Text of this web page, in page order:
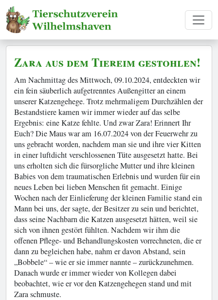
Zara aus dem Tiereim gestohlen!
Am Nachmittag des Mittwoch, 09.10.2024, entdeckten wir
ein fein säuberlich aufgetrenntes Außengitter an einem
unserer Katzengehege. Trotz mehrmaligem Durchzählen der
Bestandstiere kamen wir immer wieder auf das selbe
Ergebnis: eine Katze fehlte. Und zwar Zara! Erinnert Ihr
Euch? Die Maus war am 16.07.2024 von der Feuerwehr zu
uns gebracht worden, nachdem man sie und ihre vier Kitten
in einer luftdicht verschlossenen Tüte ausgesetzt hatte. Bei
uns erholten sich die fürsorgliche Mutter und ihre kleinen
Babies von dem traumatischen Erlebnis und wurden für ein
neues Leben bei lieben Menschen fit gemacht. Einige
Wochen nach der Einlieferung der kleinen Familie stand ein
Mann bei uns, der sagte, der Besitzer zu sein und berichtet,
dass seine Nachbarn die Katzen ausgesetzt hätten, weil sie
sich von ihnen gestört fühlten. Nachdem wir ihm die
offenen Pflege- und Behandlungskosten vorrechneten, die er
dann zu begleichen habe, nahm er davon Abstand, sein
„Bobbele“ – wie er sie immer nannte – zurückzunehmen.
Danach wurde er immer wieder von Kollegen dabei
beobachtet, wie er vor den Katzengehegen stand und mit
Zara schmuste.